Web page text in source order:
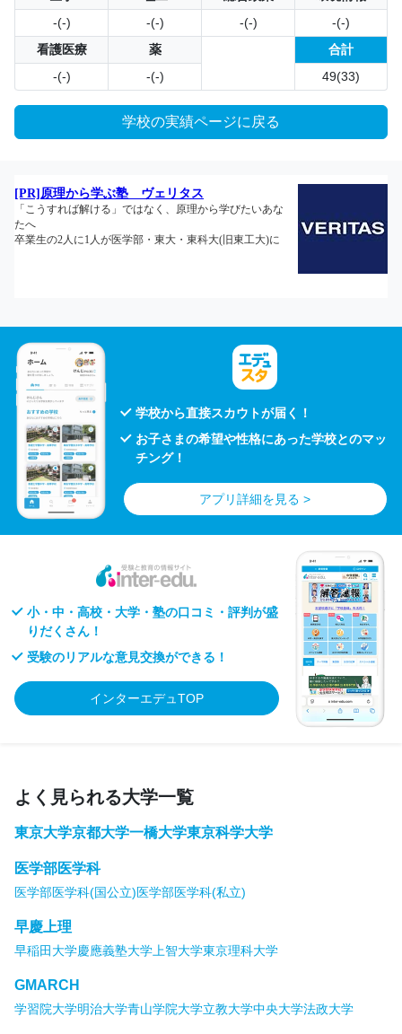
-(-)
-(-) -(-)
-(-)
看護医療
薬
合計
-(-)
-(-) 49(33)
学校の実績ページに戻る
学校から直接スカウトが届く！
お子さまの希望や性格にあった学校とのマッ
チング！
アプリ詳細を見る >
小・中・高校・大学・塾の口コミ・評判が盛
りだくさん！
受験のリアルな意見交換ができる！
インターエデュTOP
よく見られる大学一覧
東京大学京都大学一橋大学東京科学大学
医学部医学科
医学部医学科(国公立)医学部医学科(私立)
早慶上理
早稲田大学慶應義塾大学 上智大学東京理科大学
GMARCH
学習院大学明治大学青山学院大学立教大学中央大学法政大学